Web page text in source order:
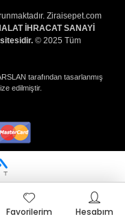
Ziraisepet.com
İHRACAT SANAYİ
© 2025 Tüm
tarafından tasarlanmış
edilmiştir.
Favorilerim
Hesabım